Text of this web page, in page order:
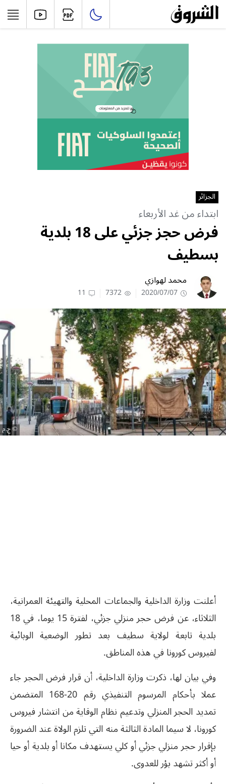
الجزائر
ابتداء من غد الأربعاء
فرض حجز جزئي على 18 بلدية
بسطيف
محمد لهوازي
2020/07/07
7372
11
ح.م
أعلنت وزارة الداخلية والجماعات المحلية والتهيئة العمرانية،
الثلاثاء، عن فرض حجر منزلي جزئي، لفترة 15 يوما، في 18
بلدية تابعة لولاية سطيف بعد تطور الوضعية الوبائية
لفيروس كورونا في هذه المناطق.
وفي بيان لها، ذكرت وزارة الداخلية، أن قرار فرض الحجر جاء
عملا بأحكام المرسوم التنفيذي رقم 20-168 المتضمن
تمديد الحجر المنزلي وتدعيم نظام الوقاية من انتشار فيروس
كورونا، لا سيما المادة الثالثة منه التي تلزم الولاة عند الضرورة
بإقرار حجر منزلي جزئي أو كلي يستهدف مكانا أو بلدية أو حيا
أو أكثر تشهد بؤر للعدوى.